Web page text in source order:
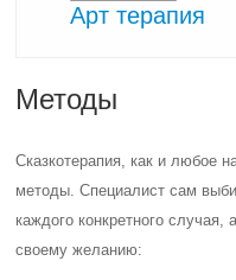
Арт терапия
Методы
Сказкотерапия, как и любое
методы. Специалист сам
каждого конкретного
своему желанию: